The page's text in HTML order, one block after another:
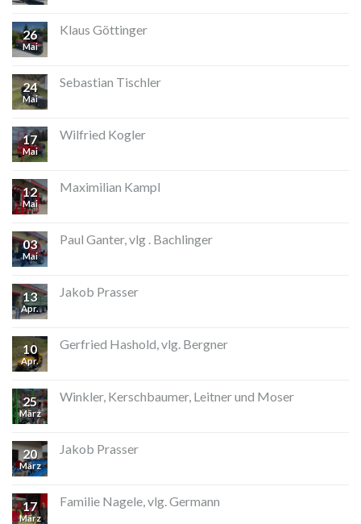
26
Mai
Klaus Göttinger
24
Mai
Sebastian Tischler
17
Mai
Wilfried Kogler
12
Mai
Maximilian Kampl
03
Mai
Paul Ganter, vlg . Bachlinger
13
Apr.
Jakob Prasser
10
Apr.
Gerfried Hashold, vlg. Bergner
25
März
Winkler, Kerschbaumer, Leitner und Moser
20
März
Jakob Prasser
17
März
Familie Nagele, vlg. Germann